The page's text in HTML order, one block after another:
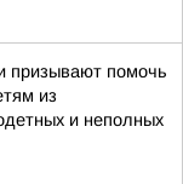
призывают помочь
из
и неполных